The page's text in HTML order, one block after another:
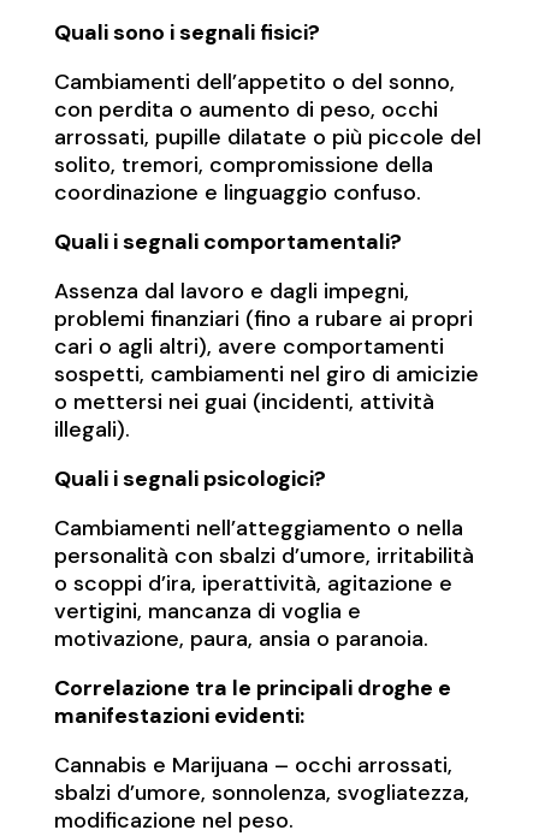
Quali sono i segnali fisici?
Cambiamenti dell’appetito o del sonno,
con perdita o aumento di peso, occhi
arrossati, pupille dilatate o più piccole del
solito, tremori, compromissione della
coordinazione e linguaggio confuso.
Quali i segnali comportamentali?
Assenza dal lavoro e dagli impegni,
problemi finanziari (fino a rubare ai propri
cari o agli altri), avere comportamenti
sospetti, cambiamenti nel giro di amicizie
o mettersi nei guai (incidenti, attività
illegali).
Quali i segnali psicologici?
Cambiamenti nell’atteggiamento o nella
personalità con sbalzi d’umore, irritabilità
o scoppi d’ira, iperattività, agitazione e
vertigini, mancanza di voglia e
motivazione, paura, ansia o paranoia.
Correlazione tra le principali droghe e
manifestazioni evidenti:
Cannabis e Marijuana – occhi arrossati,
sbalzi d’umore, sonnolenza, svogliatezza,
modificazione nel peso.